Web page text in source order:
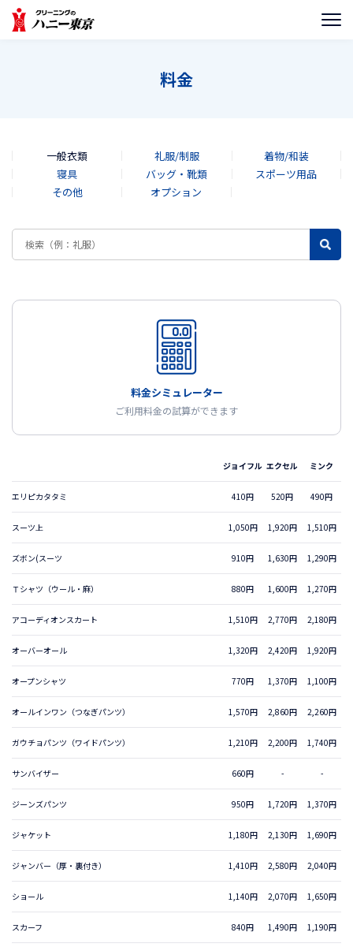
料金
一般衣類 礼服/制服
着物/和装
寝具
バッグ・靴類
スポーツ用品
その他
オプション
料金シミュレーター
ご利用料金の試算ができます
ジョイフル エクセル ミンク
エリピカタタミ 410円 520円 490円
スーツ上 1,050円 1,920円 1,510円
ズボン(スーツ 910円 1,630円 1,290円
Ｔシャツ（ウール・麻） 880円 1,600円 1,270円
アコーディオンスカート 1,510円 2,770円 2,180円
オーバーオール 1,320円 2,420円 1,920円
オープンシャツ 770円 1,370円 1,100円
オールインワン（つなぎパンツ） 1,570円 2,860円 2,260円
ガウチョパンツ（ワイドパンツ） 1,210円 2,200円 1,740円
サンバイザー 660円 - -
ジーンズパンツ 950円 1,720円 1,370円
ジャケット 1,180円 2,130円 1,690円
ジャンバー（厚・裏付き） 1,410円 2,580円 2,040円
ショール 1,140円 2,070円 1,650円
スカーフ 840円 1,490円 1,190円